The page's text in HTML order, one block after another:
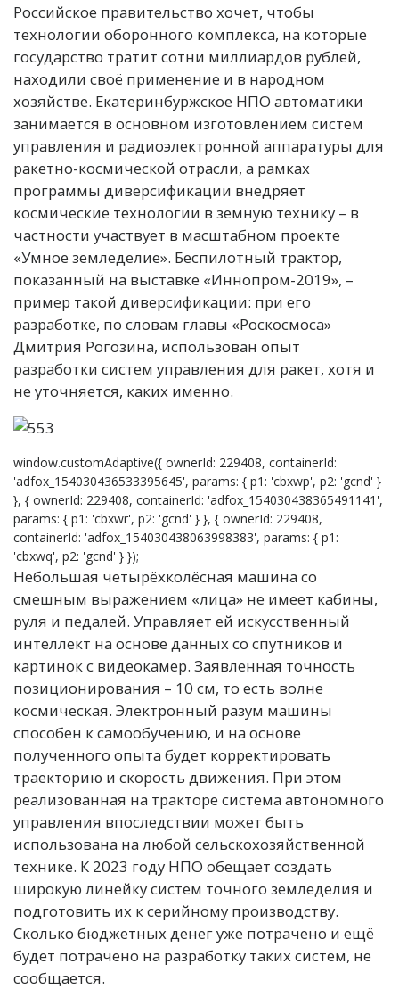
Российское правительство хочет, чтобы
технологии оборонного комплекса, на которые
государство тратит сотни миллиардов рублей,
находили своё применение и в народном
хозяйстве. Екатеринбуржское НПО автоматики
занимается в основном изготовлением систем
управления и радиоэлектронной аппаратуры для
ракетно-космической отрасли, а рамках
программы диверсификации внедряет
космические технологии в земную технику – в
частности участвует в масштабном проекте
«Умное земледелие». Беспилотный трактор,
показанный на выставке «Иннопром-2019», –
пример такой диверсификации: при его
разработке, по словам главы «Роскосмоса»
Дмитрия Рогозина, использован опыт
разработки систем управления для ракет, хотя и
не уточняется, каких именно.
window.customAdaptive({ ownerId: 229408, containerId:
'adfox_154030436533395645', params: { p1: 'cbxwp', p2: 'gcnd' }
}, { ownerId: 229408, containerId: 'adfox_154030438365491141',
params: { p1: 'cbxwr', p2: 'gcnd' } }, { ownerId: 229408,
containerId: 'adfox_154030438063998383', params: { p1:
'cbxwq', p2: 'gcnd' } });
Небольшая четырёхколёсная машина со
смешным выражением «лица» не имеет кабины,
руля и педалей. Управляет ей искусственный
интеллект на основе данных со спутников и
картинок с видеокамер. Заявленная точность
позиционирования – 10 см, то есть волне
космическая. Электронный разум машины
способен к самообучению, и на основе
полученного опыта будет корректировать
траекторию и скорость движения. При этом
реализованная на тракторе система автономного
управления впоследствии может быть
использована на любой сельскохозяйственной
технике. К 2023 году НПО обещает создать
широкую линейку систем точного земледелия и
подготовить их к серийному производству.
Сколько бюджетных денег уже потрачено и ещё
будет потрачено на разработку таких систем, не
сообщается.